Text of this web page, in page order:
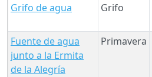
Grifo de agua Grifo
Fuente de agua
junto a la Ermita
de la Alegría
Primavera